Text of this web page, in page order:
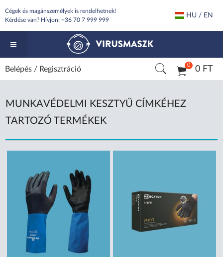
Cégek és magánszemélyek is rendelhetnek!
Kérdése van? Hívjon: +36 70 7 999 999
HU / EN
0 0 FT
Belépés / Regisztráció
MUNKAVÉDELMI KESZTYŰ CÍMKÉHEZ
TARTOZÓ TERMÉKEK